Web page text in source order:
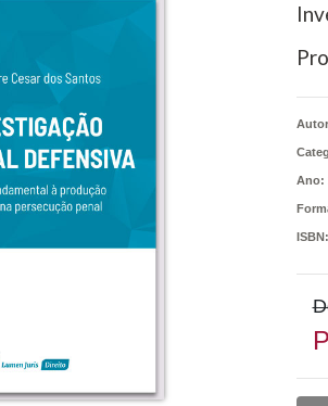
Ano:
ISBN: